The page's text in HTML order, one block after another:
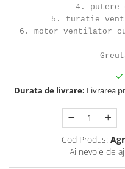
4. putere
5. turatie
6. motor ventilator
Durata de livrare: Livrarea
Cod Produs:
Ai nevoie de